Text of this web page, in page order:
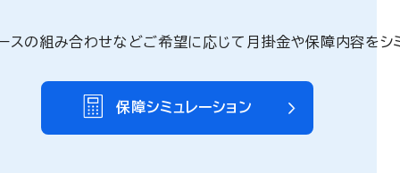
スの組み合わせなどご希望に応じて月掛金や保障内容をシ
保障シミュレーション